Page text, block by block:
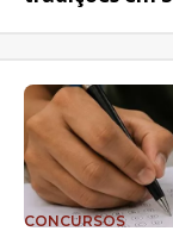
CONCURSOS